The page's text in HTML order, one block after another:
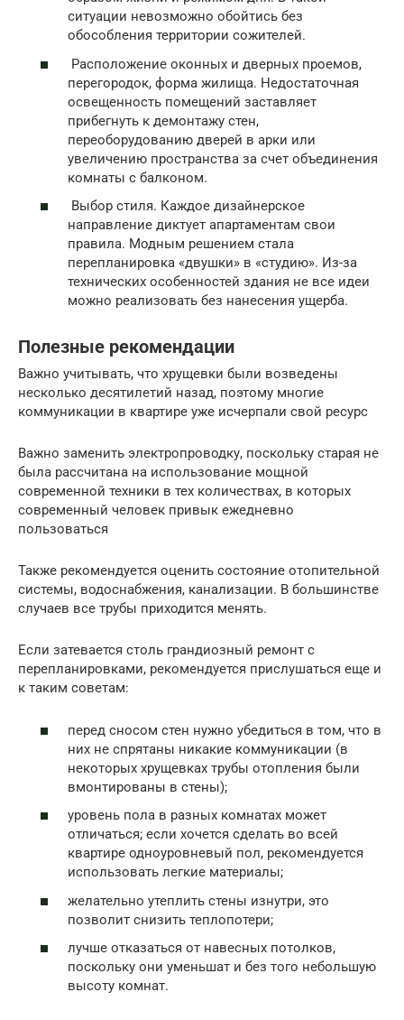
ситуации невозможно обойтись без
обособления территории сожителей.
Расположение оконных и дверных проемов,
перегородок, форма жилища. Недостаточная
освещенность помещений заставляет
прибегнуть к демонтажу стен,
переоборудованию дверей в арки или
увеличению пространства за счет объединения
комнаты с балконом.
Выбор стиля. Каждое дизайнерское
направление диктует апартаментам свои
правила. Модным решением стала
перепланировка «двушки» в «студию». Из-за
технических особенностей здания не все идеи
можно реализовать без нанесения ущерба.
Полезные рекомендации
Важно учитывать, что хрущевки были возведены
несколько десятилетий назад, поэтому многие
коммуникации в квартире уже исчерпали свой ресурс
Важно заменить электропроводку, поскольку старая не
была рассчитана на использование мощной
современной техники в тех количествах, в которых
современный человек привык ежедневно
пользоваться
Также рекомендуется оценить состояние отопительной
системы, водоснабжения, канализации. В большинстве
случаев все трубы приходится менять.
Если затевается столь грандиозный ремонт с
перепланировками, рекомендуется прислушаться еще и
к таким советам:
перед сносом стен нужно убедиться в том, что в
них не спрятаны никакие коммуникации (в
некоторых хрущевках трубы отопления были
вмонтированы в стены);
уровень пола в разных комнатах может
отличаться; если хочется сделать во всей
квартире одноуровневый пол, рекомендуется
использовать легкие материалы;
желательно утеплить стены изнутри, это
позволит снизить теплопотери;
лучше отказаться от навесных потолков,
поскольку они уменьшат и без того небольшую
высоту комнат.